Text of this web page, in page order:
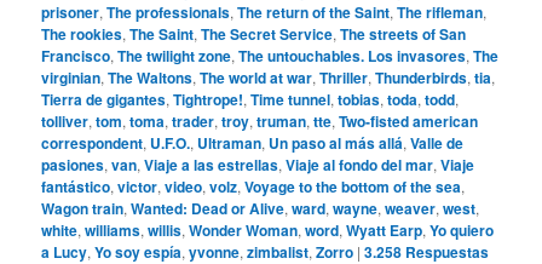
prisoner,The professionals,The return of the Saint,The rifleman,
The rookies,The Saint,The Secret Service,The streets of San
Francisco,The twilight zone,The untouchables. Los invasores,The
virginian,The Waltons,The world at war,Thriller,Thunderbirds,tia,
Tierra de gigantes,Tightrope!,Time tunnel,tobias,toda,todd,
tolliver,tom,toma,trader,troy,truman,tte,Two-fisted american
correspondent, U.F.O., Ultraman, Un paso al más allá,Valle de
pasiones,van,Viaje a las estrellas,Viaje al fondo del mar,Viaje
fantástico,victor,video,volz,Voyage to the bottom of the sea,
Wagon train,Wanted: Dead or Alive,ward,wayne,weaver,west,
white,williams,willis,Wonder Woman,word,Wyatt Earp,Yo quiero
a Lucy,Yo soy espía,yvonne,zimbalist,Zorro |3.258 Respuestas